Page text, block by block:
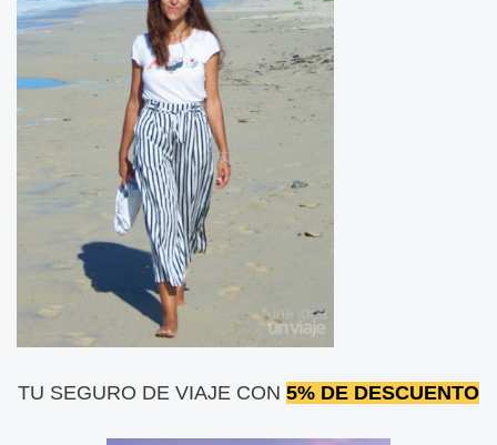
TU SEGURO DE VIAJE CON 5% DE DESCUENTO